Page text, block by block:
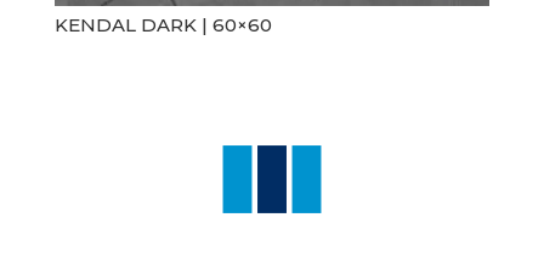
KENDAL DARK | 60×60